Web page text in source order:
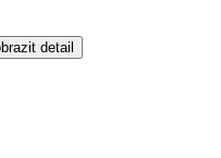
detail